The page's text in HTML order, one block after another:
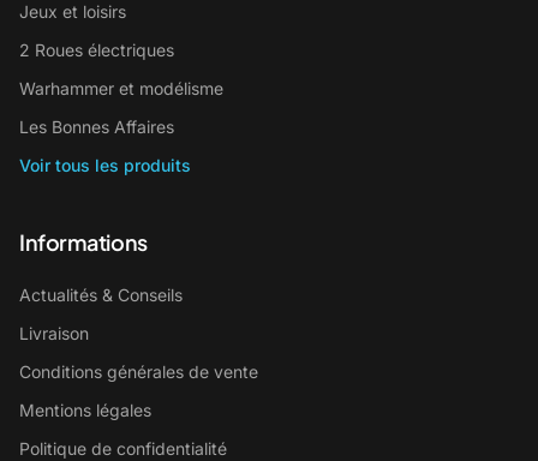
Jeux et loisirs
2 Roues électriques
Warhammer et modélisme
Les Bonnes Affaires
Voir tous les produits
Informations
Actualités & Conseils
Livraison
Conditions générales de vente
Mentions légales
Politique de confidentialité